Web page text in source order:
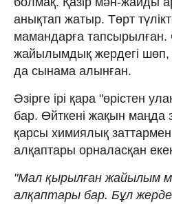
анықтап жатыр. Төрт
мамандарға
жайылымдық жердегі шөп,
да сынама алынған.
Әзірге ірі қара "өрістен
бар. Өйткені жақын маңда
қарсы химиялық
алқаптары орналасқан
"Мал қырылған жайылым
алқаптары бар. Бұл